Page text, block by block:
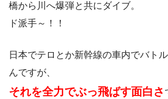
橋から川へ爆弾と共にダイブ。
ド派手～！！
日本でテロとか新幹線の車内でバト
んですが、
それを全力でぶっ飛ばす面白さ